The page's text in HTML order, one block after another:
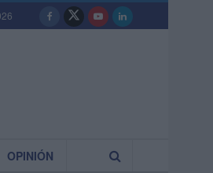
OPINIÓN